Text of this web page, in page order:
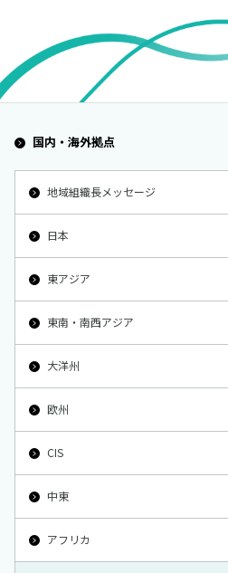
国内・海外拠点
地域組織長メッセージ
日本
東アジア
東南・南西アジア
大洋州
欧州
CIS
中東
アフリカ